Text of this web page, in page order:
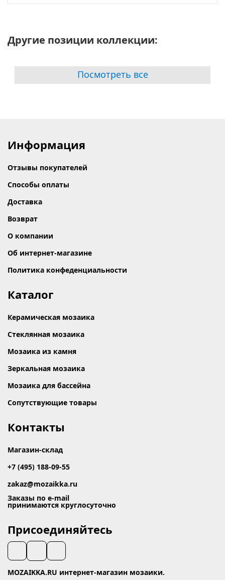
Другие позиции коллекции:
Посмотреть все
Информация
Отзывы покупателей
Способы оплаты
Доставка
Возврат
О компании
Об интернет-магазине
Политика конфеденциальности
Каталог
Керамическая мозаика
Стеклянная мозаика
Мозаика из камня
Зеркальная мозаика
Мозаика для бассейна
Сопутствующие товары
Контакты
Магазин-склад
+7 (495) 188-09-55
zakaz@mozaikka.ru
Заказы по e-mail
принимаются круглосуточно
Присоединяйтесь
MOZAIKKA.RU интернет-магазин мозаики.